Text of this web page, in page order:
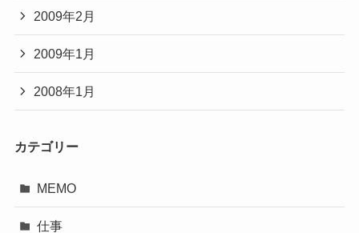
2009年2月
2009年1月
2008年1月
カテゴリー
MEMO
仕事